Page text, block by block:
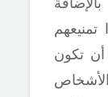
بالإضافة
أن تكون